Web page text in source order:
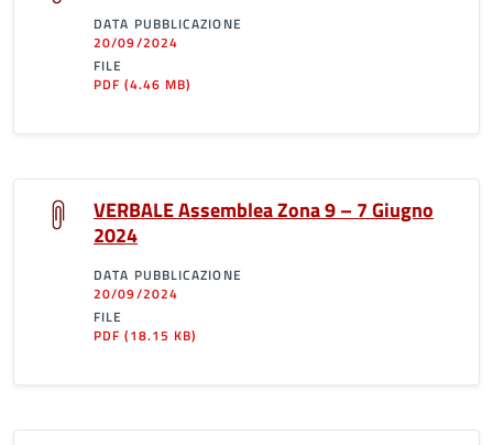
DATA PUBBLICAZIONE
20/09/2024
FILE
PDF(4.46 MB)
VERBALE Assemblea Zona 9 – 7 Giugno
2024
DATA PUBBLICAZIONE
20/09/2024
FILE
PDF(18.15 KB)